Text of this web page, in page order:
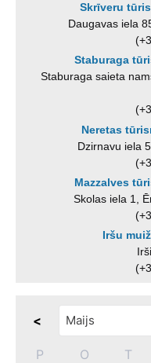
Skrīveru
Daugavas iela
Staburaga
Staburaga saieta
Neretas
Dzirnavu iela
Mazzalves
Skolas iela 1,
Iršu
<
P O T